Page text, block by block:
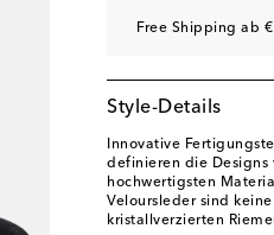
Free Shipping ab
Style-Details
Innovative
definieren die Designs
hochwertigsten
Veloursleder sind
kristallverzierten